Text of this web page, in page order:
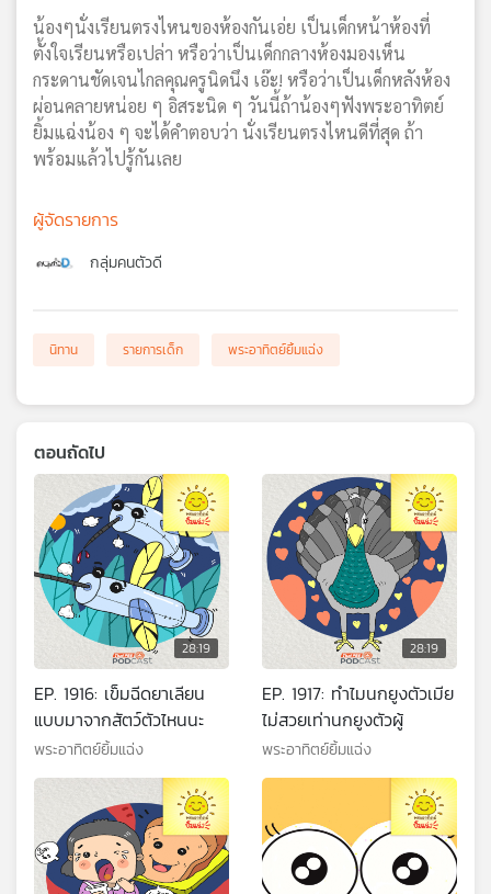
เอส
แผนที่
วิทยุ
เครือ
ข่าย
น้องๆนั่งเรียนตรงไหนของห้องกันเอ่ย เป็นเด็กหน้าห้องที่
ตั้งใจเรียนหรือเปล่า หรือว่าเป็นเด็กกลางห้องมองเห็น
กระดานชัดเจนไกลคุณครูนิดนึง เอ๊ะ! หรือว่าเป็นเด็กหลังห้อง
ผ่อนคลายหน่อย ๆ อิสระนิด ๆ วันนี้ถ้าน้องๆฟังพระอาทิตย์
ยิ้มแฉ่งน้อง ๆ จะได้คำตอบว่า นั่งเรียนตรงไหนดีที่สุด ถ้า
พร้อมแล้วไปรู้กันเลย
ผู้จัดรายการ
กลุ่มคนตัวดี
นิทาน รายการเด็ก พระอาทิตย์ยิ้มแฉ่ง
ตอนถัดไป
28:19
EP. 1916: เข็มฉีดยาเลียน
แบบมาจากสัตว์ตัวไหนนะ
พระอาทิตย์ยิ้มแฉ่ง
28:19
EP. 1917: ทำไมนกยูงตัวเมีย
ไม่สวยเท่านกยูงตัวผู้
พระอาทิตย์ยิ้มแฉ่ง